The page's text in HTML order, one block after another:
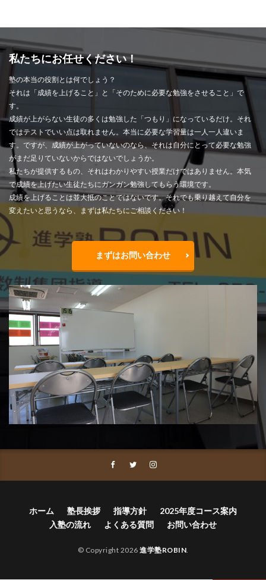
私たちにお任せください！
塾の本当の役割とは何でしょう？
それは「成績を上げること」と「そのために必要な勉強をさせること」で
す。
成績が上がらない生徒の多くは勉強した「つもり」になっているだけ。それ
ではテストでいい点は取れません。本当に必要な学習量は一人一人違いま
す。ですが、成績が上がっていないのなら、それは自分にとって必要な勉強
がまだ足りていないからではないでしょうか。
私たちが提供するもの、それはわかりやすい授業だけではありません。本気
で成績を上げたい生徒たちにガンガン勉強してもらう環境です。
成績を上げることは並大抵のことではないです。それでも乗り越えて自分を
変えたいと思うなら、まずは私たちにご相談ください！
まずはお問い合わせ
ホーム 塾長挨拶 指導方針
2025年度コース案内
入塾の流れ
よくある質問 お問い合わせ
© Copyright 2026 進学塾ROBIN.